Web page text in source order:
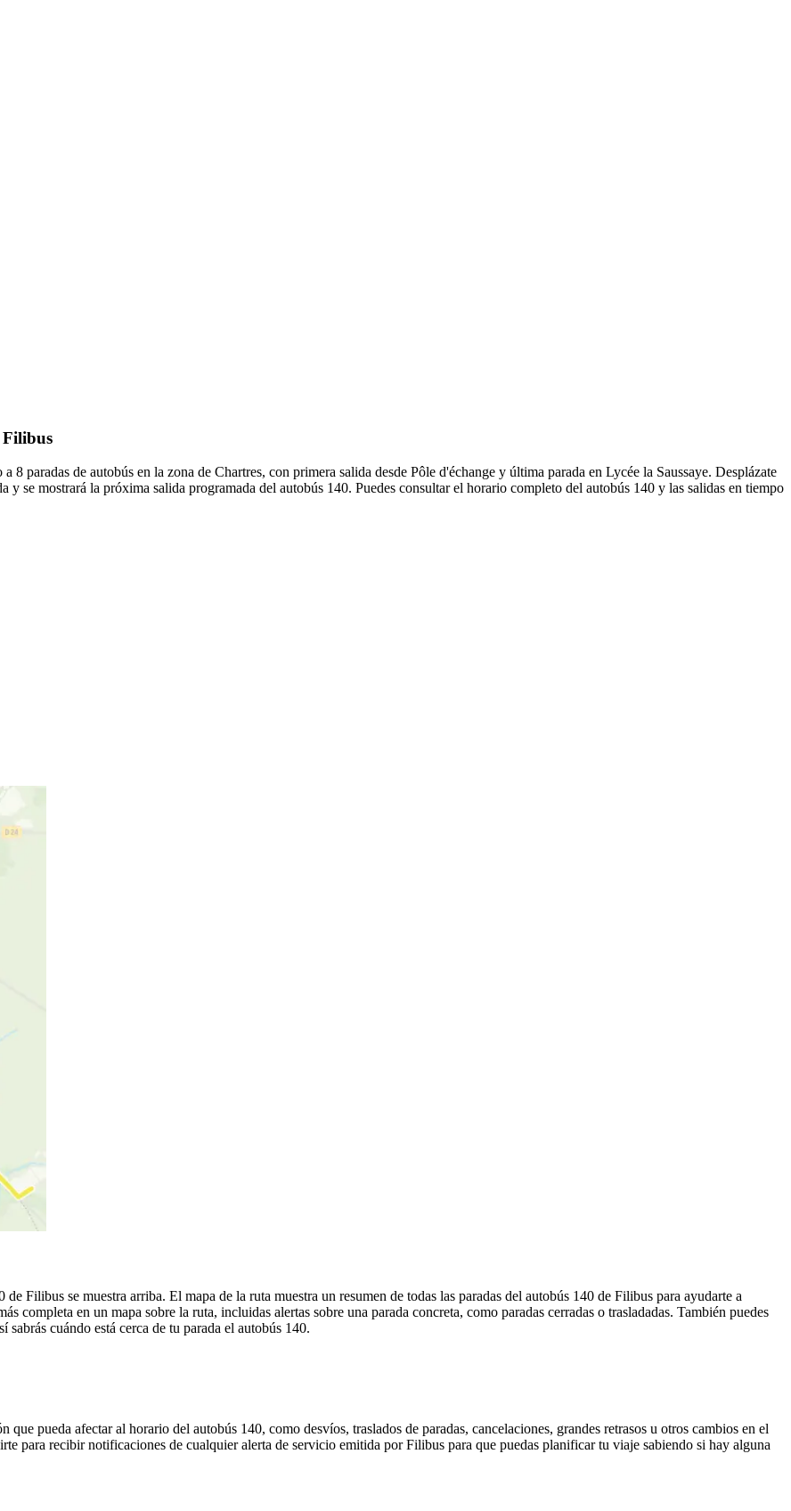
Filibus
8 paradas de autobús en la zona de Chartres, con primera salida desde Pôle d'échange y última parada en Lycée la Saussaye. Desplázate
y se mostrará la próxima salida programada del autobús 140. Puedes consultar el horario completo del autobús 140 y las salidas en tiempo
Filibus se muestra arriba. El mapa de la ruta muestra un resumen de todas las paradas del autobús 140 de Filibus para ayudarte a
completa en un mapa sobre la ruta, incluidas alertas sobre una parada concreta, como paradas cerradas o trasladadas. También puedes
cuándo está cerca de tu parada el autobús 140.
pueda afectar al horario del autobús 140, como desvíos, traslados de paradas, cancelaciones, grandes retrasos u otros cambios en el
para recibir notificaciones de cualquier alerta de servicio emitida por Filibus para que puedas planificar tu viaje sabiendo si hay alguna